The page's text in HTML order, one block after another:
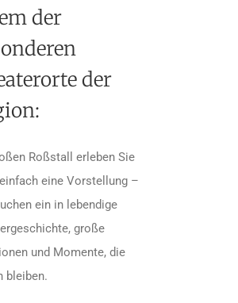
der
der
Roßstall erleben Sie
eine Vorstellung –
ein in lebendige
große
und Momente, die
bleiben.